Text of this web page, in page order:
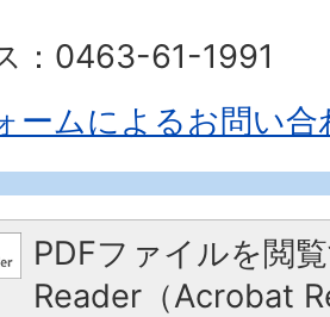
：0463-61-1991
ームによるお問い合
PDFファイルを閲
Reader（Acrobat